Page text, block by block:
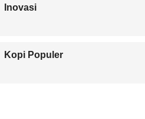
Inovasi
Kopi Populer